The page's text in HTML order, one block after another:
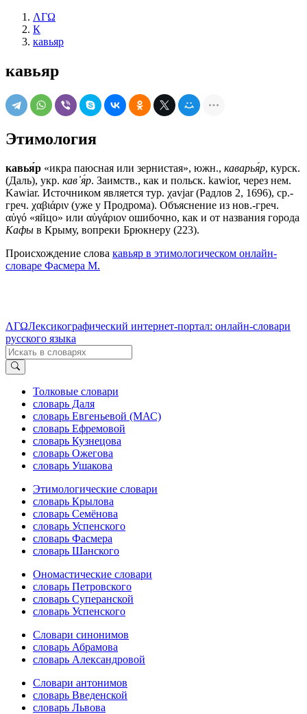
ΛΓΩ
К
кавьяр
кавьяр
Этимология
кавья́р «икра паюсная или зернистая», южн., каварья́р, курск.
(Даль), укр. кав᾽я́р. Заимств., как и польск. kawior, через нем.
Kawiar. Источником является тур. χаvjаr (Радлов 2, 1696), ср.-
греч. χαβιάριν (уже у Продрома). Объяснение из нов.-греч.
αὑγό «яйцо» или αὑγάριον ошибочно, как и от названия города
Кафы в Крыму, вопреки Брюкнеру (223).
Происхождение слова кавьяр в этимологическом онлайн-
словаре Фасмера М.
ΛΓΩЛексикографический интернет-портал: онлайн-словари
русского языка
Толковые словари
словарь Даля
словарь Евгеньевой (МАС)
словарь Ефремовой
словарь Кузнецова
словарь Ожегова
словарь Ушакова
Этимологические словари
словарь Крылова
словарь Семёнова
словарь Успенского
словарь Фасмера
словарь Шанского
Ономастические словари
словарь Петровского
словарь Суперанской
словарь Успенского
Словари синонимов
словарь Абрамова
словарь Александровой
Словари антонимов
словарь Введенской
словарь Львова